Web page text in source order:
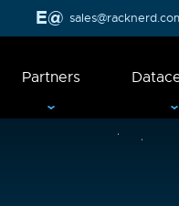
Partners